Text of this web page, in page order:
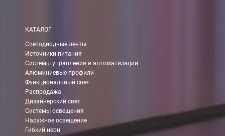
Вы можете самостоятельно забрать заказ в одном из наших
В Москве (внутри МКАД)
БЕСПЛАТНАЯ доставка при сумме заказа от 7000 руб.
При заказе менее 7000 руб. стоимость доставки 750 руб.
В Москве и МО (за МКАД)
При заказе от 7000 руб. стоимость доставки равна 30 руб.
КАТАЛОГ
Светодиодные ленты
Источники питания
Системы управления и автоматизации
Алюминиевые профили
Функциональный свет
Распродажа
Дизайнерский свет
Системы освещения
Наружное освещение
Гибкий неон